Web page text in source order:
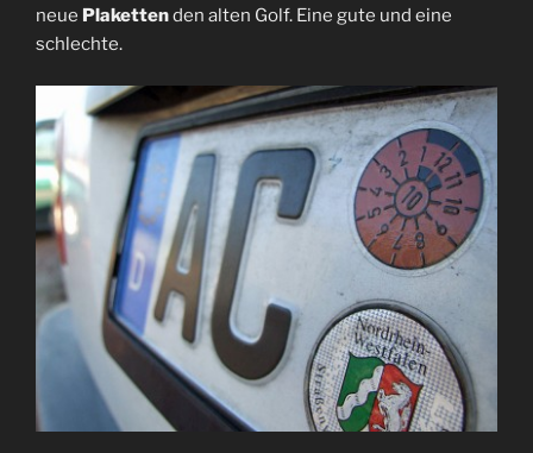
neue Plakettenden alten Golf. Eine gute und eine
schlechte.